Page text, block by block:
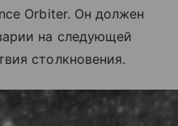
Orbiter. Он должен
на следующей
столкновения.